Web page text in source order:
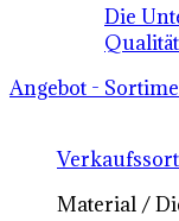
Die
Angebot -
Material /